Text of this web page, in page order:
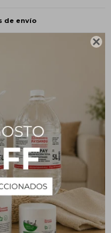

de envío
INTERESAR